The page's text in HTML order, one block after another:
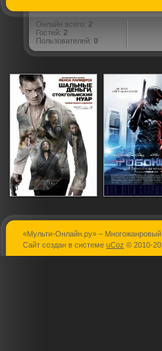
Онлайн всего: 2
Гостей: 2
Пользователей: 0
Шальные
«Мульти-Онлайн.ру» – Многожанровый
Сайт создан в системе uCoz © 2010-